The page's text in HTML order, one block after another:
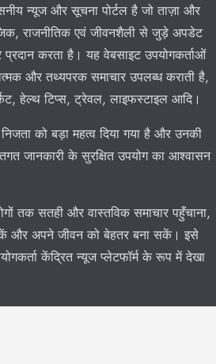
न्यूज और सूचना पोर्टल है जो ताज़ा और
राजनीतिक एवं जीवनशैली से जुड़े अपडेट
करता है। यह वेबसाइट उपयोगकर्ताओं
और तथ्यपरक समाचार उपलब्ध कराती है,
हेल्थ टिप्स, ट्रेवल, लाइफस्टाइल आदि।
को बड़ा महत्व दिया गया है और उनकी
जानकारी के सुरक्षित उपयोग का आश्वासन
तक सतही और वास्तविक समाचार पहुँचाना,
और अपने जीवन को बेहतर बना सकें। इसे
केंद्रित न्यूज प्लेटफॉर्म के रूप में देखा